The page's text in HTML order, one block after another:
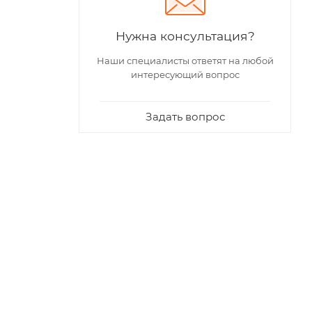
Нужна консультация?
Наши специалисты ответят на любой
интересующий вопрос
Задать вопрос